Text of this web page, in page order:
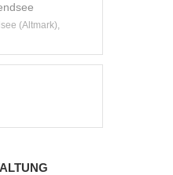
(Altmark),